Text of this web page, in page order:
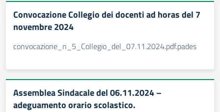
Convocazione Collegio dei docenti ad horas del 7
novembre 2024
convocazione_n_5_Collegio_del_07.11.2024.pdf.pades
Assemblea Sindacale del 06.11.2024 –
adeguamento orario scolastico.